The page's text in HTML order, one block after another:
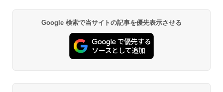
Google 検索で当サイトの記事を優先表示させる